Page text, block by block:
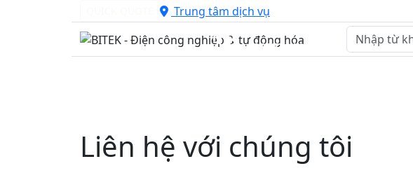
Trung tâm dịch vụ
0985779119
Liên hệ với chúng tôi